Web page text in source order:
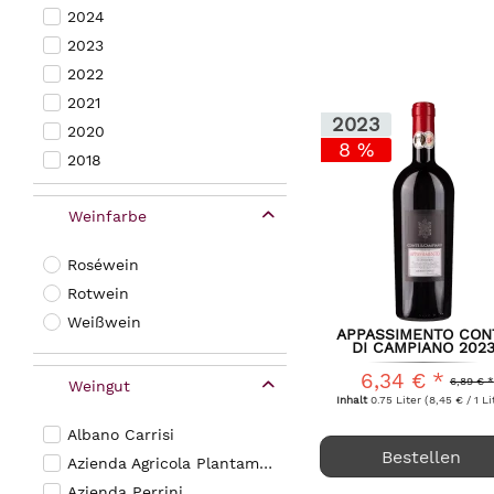
2024
2023
2022
2021
2020
2018
Weinfarbe
Roséwein
Rotwein
Weißwein
Weingut
Albano Carrisi
Azienda Agricola Plantamura
Tagsüber trocken
von Olivenhainen
80% der Weine
Aufgrund der
teilweise auch
Vor allem der
sehr geschätzt.
samtigen Tanninen.
2023
8 %
APPASSIMENTO
DI CAMPIANO 2023
6,89 € *
6,34 € *
Inhalt0.75 Liter (8,45 € / 1
Bestellen